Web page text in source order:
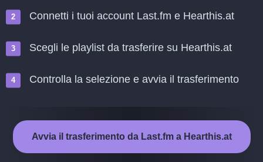
Connetti i tuoi account Last.fm e Hearthis.at
Scegli le playlist da trasferire su Hearthis.at
Controlla la selezione e avvia il trasferimento
Avvia il trasferimento da Last.fm a Hearthis.at